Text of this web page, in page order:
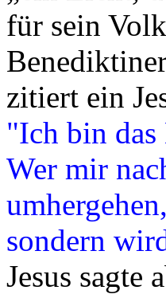
für sein
zitiert ein
"Ich bin
Wer mir
umhergehen,
sondern
Jesus sagte